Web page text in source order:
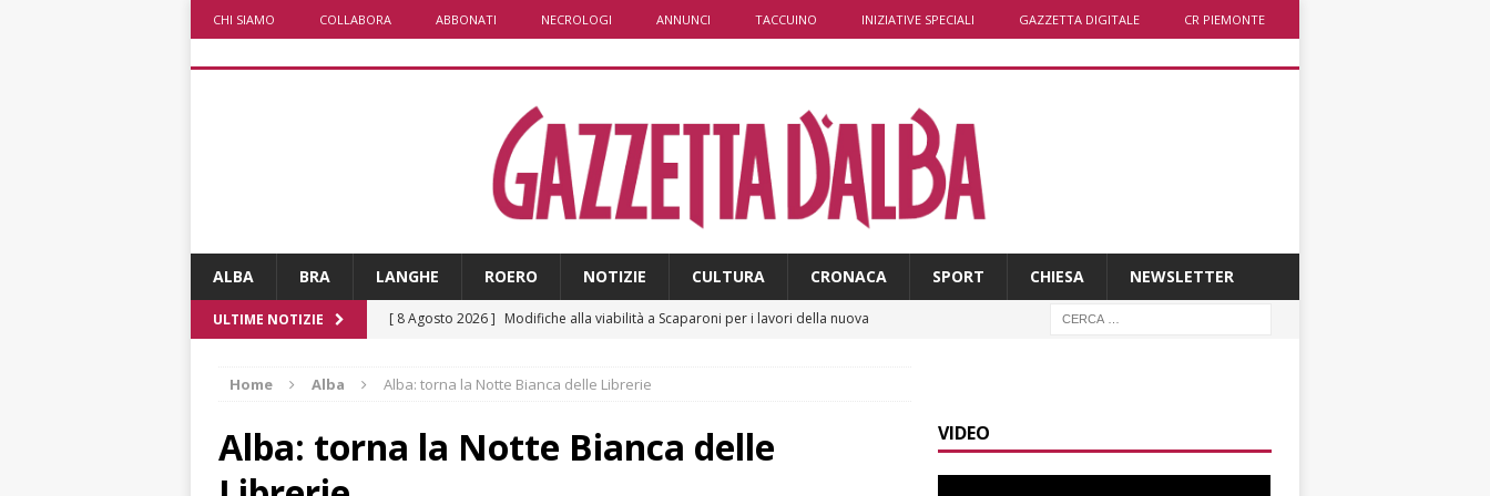
CHI SIAMO COLLABORA ABBONATI NECROLOGI ANNUNCI TACCUINO INIZIATIVE SPECIALI GAZZETTA DIGITALE CR PIEMONTE
ALBA BRA LANGHE ROERO NOTIZIE CULTURA CRONACA SPORT CHIESA NEWSLETTER
ULTIME NOTIZIE [ 8 Agosto 2026 ] Modifiche alla viabilità a Scaparoni per i lavori della nuova
[ 8 Agosto 2026 ] ITINERARI / Trenta chilometri su due ruote lungo il Belbo
LANGHE
Home Alba Alba: torna la Notte Bianca delle Librerie
Alba: torna la Notte Bianca delle
VIDEO